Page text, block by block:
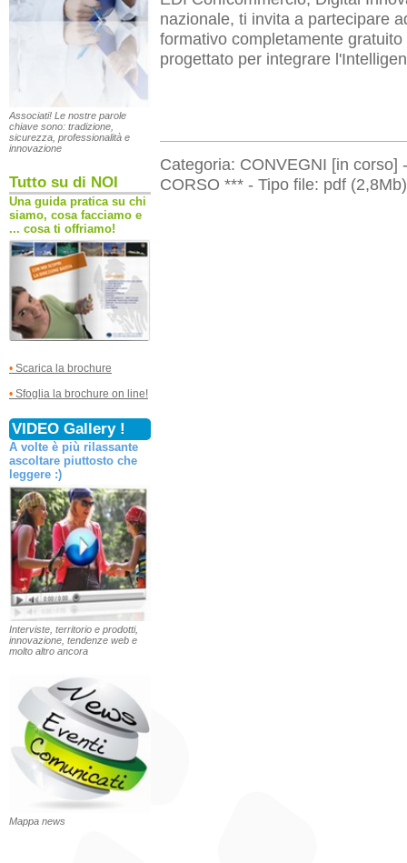
Associati! Le nostre parole
chiave sono: tradizione,
sicurezza, professionalità e
innovazione
Tutto su di NOI
Una guida pratica su chi
siamo, cosa facciamo e
... cosa ti offriamo!
• Scarica la brochure
• Sfoglia la brochure on line!
VIDEO Gallery !
A volte è più rilassante
ascoltare piuttosto che
leggere :)
Interviste, territorio e prodotti,
innovazione, tendenze web e
molto altro ancora
Mappa news
nazionale, ti invita a partecipare
formativo completamente
progettato per integrare
Categoria: CONVEGNI [in
CORSO *** - Tipo file: pdf